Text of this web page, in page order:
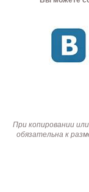
При копировании
обязательна к